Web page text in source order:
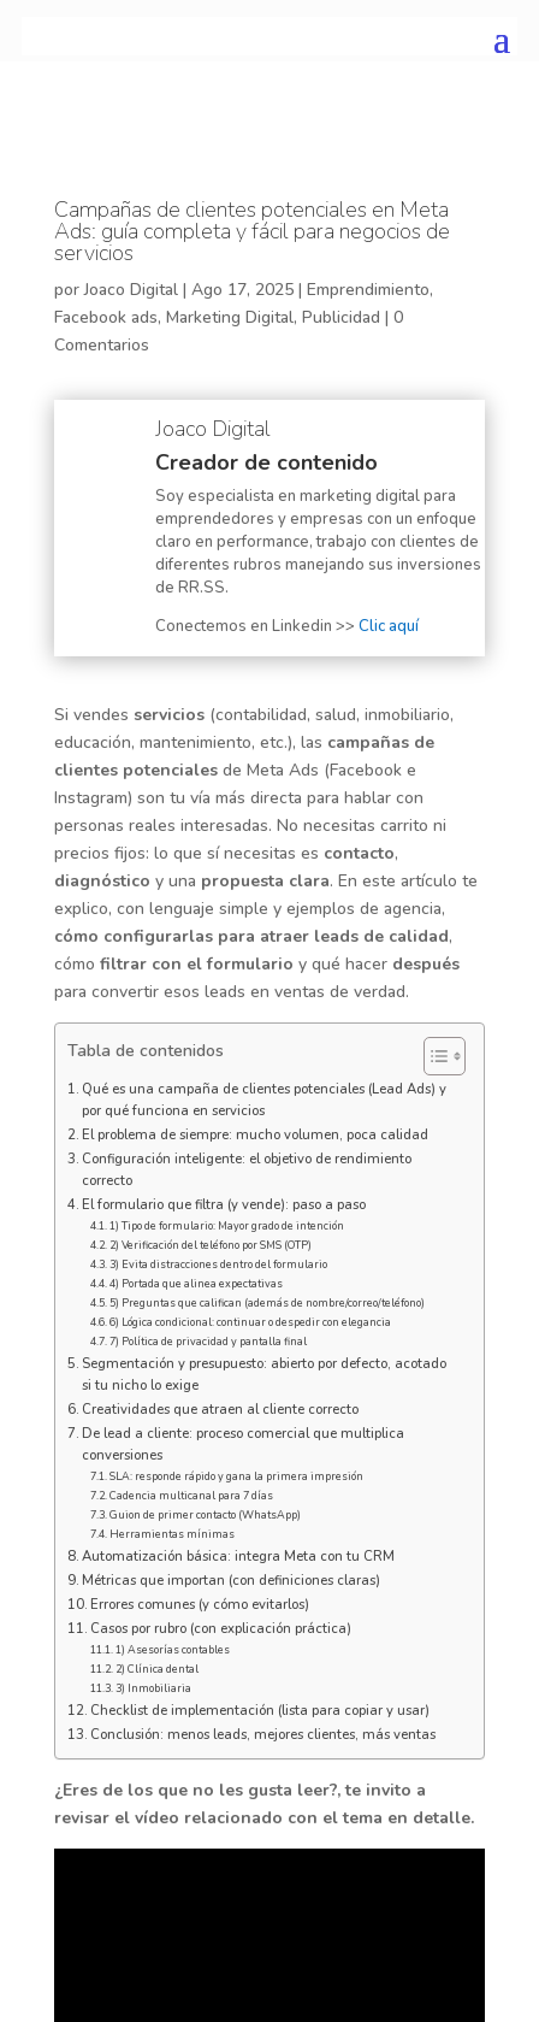
Campañas de clientes potenciales en Meta
Ads: guía completa y fácil para negocios de
servicios
porJoaco Digital| Ago 17, 2025| Emprendimiento,
Facebook ads, Marketing Digital, Publicidad | 0
Comentarios
Joaco Digital
Creador de contenido
Soy especialista en marketing digital para
emprendedores y empresas con un enfoque
claro en performance, trabajo con clientes de
diferentes rubros manejando sus inversiones
de RR.SS.
Conectemos en Linkedin >> Clic aquí
Si vendes servicios(contabilidad, salud, inmobiliario,
educación, mantenimiento, etc.), las campañas de
clientes potencialesde Meta Ads (Facebook e
Instagram) son tu vía más directa para hablar con
personas reales interesadas. No necesitas carrito ni
precios fijos: lo que sí necesitas es contacto,
diagnóstico y una propuesta clara. En este artículo te
explico, con lenguaje simple y ejemplos de agencia,
cómo configurarlas para atraer leads de calidad,
cómo filtrar con el formulario y qué hacer después
para convertir esos leads en ventas de verdad.
Tabla de contenidos
Qué es una campaña de clientes potenciales (Lead Ads) y
por qué funciona en servicios
El problema de siempre: mucho volumen, poca calidad
Configuración inteligente: el objetivo de rendimiento
correcto
El formulario que filtra (y vende): paso a paso
1) Tipo de formulario: Mayor grado de intención
2) Verificación del teléfono por SMS (OTP)
3) Evita distracciones dentro del formulario
4) Portada que alinea expectativas
5) Preguntas que califican (además de nombre/correo/teléfono)
6) Lógica condicional: continuar o despedir con elegancia
7) Política de privacidad y pantalla final
Segmentación y presupuesto: abierto por defecto, acotado
si tu nicho lo exige
Creatividades que atraen al cliente correcto
De lead a cliente: proceso comercial que multiplica
conversiones
SLA: responde rápido y gana la primera impresión
Cadencia multicanal para 7 días
Guion de primer contacto (WhatsApp)
Herramientas mínimas
Automatización básica: integra Meta con tu CRM
Métricas que importan (con definiciones claras)
Errores comunes (y cómo evitarlos)
Casos por rubro (con explicación práctica)
1) Asesorías contables
2) Clínica dental
3) Inmobiliaria
Checklist de implementación (lista para copiar y usar)
Conclusión: menos leads, mejores clientes, más ventas
¿Eres de los que no les gusta leer?, te invito a
revisar el vídeo relacionado con el tema en detalle.